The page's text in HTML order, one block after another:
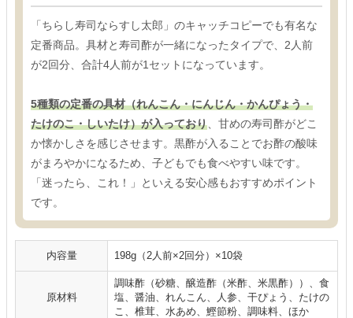
「ちらし寿司ならすし太郎」のキャッチコピーでも有名な
定番商品。具材と寿司酢が一緒になったタイプで、2人前
が2回分、合計4人前が1セットになっています。
5種類の定番の具材（れんこん・にんじん・かんぴょう・
たけのこ・しいたけ）が入っており 、甘めの寿司酢がどこ
か懐かしさを感じさせます。黒酢が入ることでお酢の酸味
がまろやかになるため、子どもでも食べやすい味です。
「迷ったら、これ！」といえる安心感もおすすめポイント
です。
内容量 198g（2人前×2回分）×10袋
原材料
調味酢（砂糖、醸造酢（米酢、米黒酢））、食
塩、醤油、れんこん、人参、干ぴょう、たけの
こ、椎茸、水あめ、鰹節粉、調味料、ほか